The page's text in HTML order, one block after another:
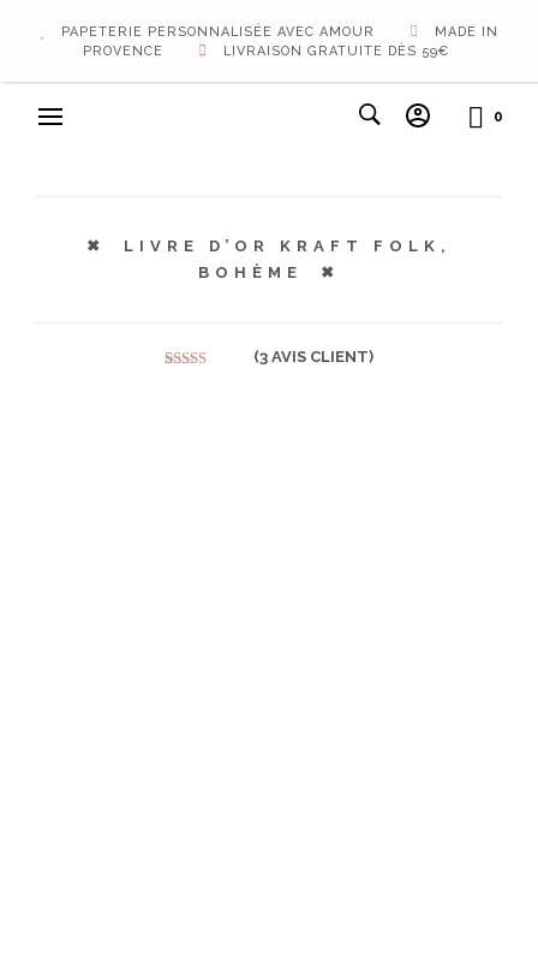
PAPETERIE PERSONNALISÉE AVEC AMOUR
MADE IN
PROVENCE
LIVRAISON GRATUITE DÈS 59€
0
LIVRE D’OR KRAFT FOLK,
BOHÈME
(3AVIS CLIENT)